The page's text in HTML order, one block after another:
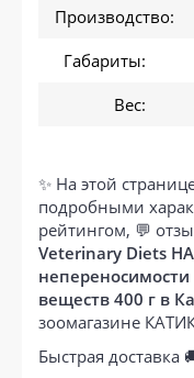
Производство:
Габариты:
Вес:
✨ На этой
подробными
рейтингом, 💬
Veterinary Diets
веществ 400 г в
зоомагазине
Быстрая доставка